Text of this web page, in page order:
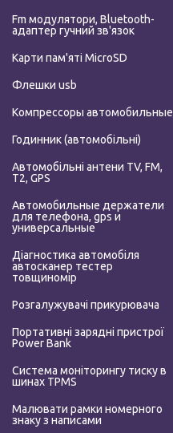
Fm модулятори, Bluetooth-
адаптер гучний зв'язок
Карти пам'яті MicroSD
Флешки usb
Компрессоры автомобильные
Годинник (автомобільні)
Автомобільні антени TV, FM,
T2, GPS
Автомобильные держатели
для телефона, gps и
универсальные
Діагностика автомобіля
автосканер тестер
товщиномір
Розгалужувачі прикурювача
Портативні зарядні пристрої
Power Bank
Система моніторингу тиску в
шинах TPMS
Малювати рамки номерного
знаку з написами